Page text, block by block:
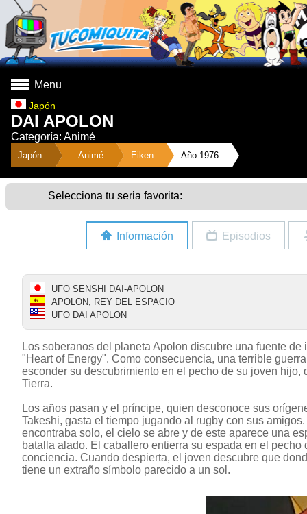
Menu
Japón
DAI APOLON
Categoría: Animé
Japón Animé Eiken Año 1976
Selecciona tu seria favorita:
Información Episodios
UFO SENSHI DAI-APOLON
APOLON, REY DEL ESPACIO
UFO DAI APOLON
Los soberanos del planeta Apolon discubre una fuente
"Heart of Energy". Como consecuencia, una terrible
esconder su descubrimiento en el pecho de su joven hijo,
Tierra.
Los años pasan y el príncipe, quien desconoce sus
Takeshi, gasta el tiempo jugando al rugby con sus
encontraba solo, el cielo se abre y de este aparece una
batalla alado. El caballero entierra su espada en el pecho
conciencia. Cuando despierta, el joven descubre que
tiene un extraño símbolo parecido a un sol.